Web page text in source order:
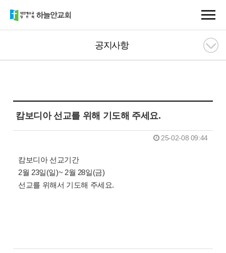
공지사항
캄보디아 선교를 위해 기도해 주세요.
25-02-08 09:44
캄보디아 선교기간
2월 23일(일)~ 2월 28일(금)
선교를 위해서 기도해 주세요.